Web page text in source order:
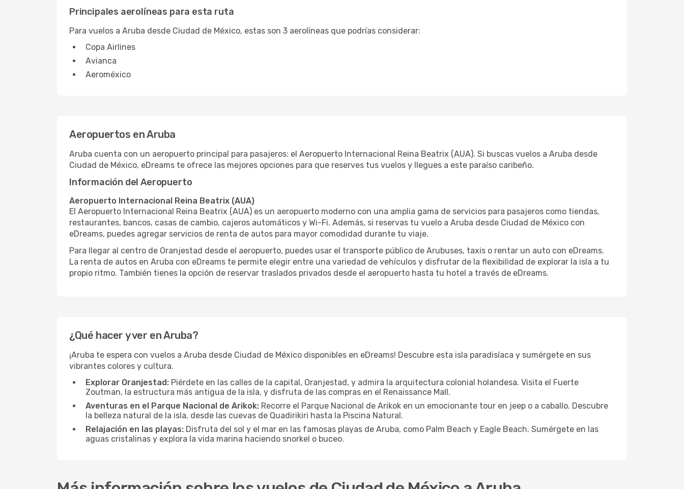
Principales aerolíneas para esta ruta
Para vuelos a Aruba desde Ciudad de México, estas son 3 aerolíneas que podrías considerar:
Copa Airlines
Avianca
Aeroméxico
Aeropuertos en Aruba
Aruba cuenta con un aeropuerto principal para pasajeros: el Aeropuerto Internacional Reina Beatrix (AUA). Si buscas vuelos a Aruba desde
Ciudad de México, eDreams te ofrece las mejores opciones para que reserves tus vuelos y llegues a este paraíso caribeño.
Información del Aeropuerto
Aeropuerto Internacional Reina Beatrix (AUA)
El Aeropuerto Internacional Reina Beatrix (AUA) es un aeropuerto moderno con una amplia gama de servicios para pasajeros como tiendas,
restaurantes, bancos, casas de cambio, cajeros automáticos y Wi-Fi. Además, si reservas tu vuelo a Aruba desde Ciudad de México con
eDreams, puedes agregar servicios de renta de autos para mayor comodidad durante tu viaje.
Para llegar al centro de Oranjestad desde el aeropuerto, puedes usar el transporte público de Arubuses, taxis o rentar un auto con eDreams.
La renta de autos en Aruba con eDreams te permite elegir entre una variedad de vehículos y disfrutar de la flexibilidad de explorar la isla a tu
propio ritmo. También tienes la opción de reservar traslados privados desde el aeropuerto hasta tu hotel a través de eDreams.
¿Qué hacer y ver en Aruba?
¡Aruba te espera con vuelos a Aruba desde Ciudad de México disponibles en eDreams! Descubre esta isla paradisíaca y sumérgete en sus
vibrantes colores y cultura.
Explorar Oranjestad: Piérdete en las calles de la capital, Oranjestad, y admira la arquitectura colonial holandesa. Visita el Fuerte
Zoutman, la estructura más antigua de la isla, y disfruta de las compras en el Renaissance Mall.
Aventuras en el Parque Nacional de Arikok: Recorre el Parque Nacional de Arikok en un emocionante tour en jeep o a caballo. Descubre
la belleza natural de la isla, desde las cuevas de Quadirikiri hasta la Piscina Natural.
Relajación en las playas: Disfruta del sol y el mar en las famosas playas de Aruba, como Palm Beach y Eagle Beach. Sumérgete en las
aguas cristalinas y explora la vida marina haciendo snorkel o buceo.